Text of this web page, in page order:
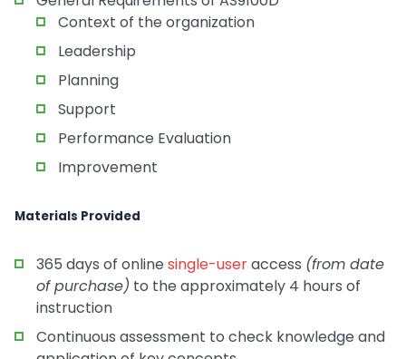
Context of the organization
Leadership
Planning
Support
Performance Evaluation
Improvement
Materials Provided
365 days of online single-useraccess (from date
of purchase) to the approximately 4 hours of
instruction
Continuous assessment to check knowledge and